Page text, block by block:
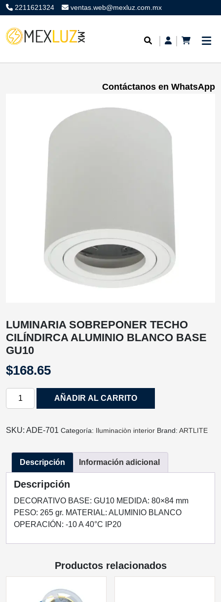
2211621324 ventas.web@mexluz.com.mx
Contáctanos en WhatsApp
LUMINARIA SOBREPONER TECHO
CILÍNDIRCA ALUMINIO BLANCO BASE
GU10
$168.65
LUMINARIA
CILÍNDIRCA
BLANCO
BASE
GU10
cantidad
AÑADIR AL CARRITO
SKU: ADE-701 Categoría: Iluminaciòn interior Brand: ARTLITE
Descripción Información adicional
Descripción
DECORATIVO BASE: GU10 MEDIDA: 80×84 mm
PESO: 265 gr. MATERIAL: ALUMINIO BLANCO
OPERACIÓN: -10 A 40°C IP20
Productos relacionados